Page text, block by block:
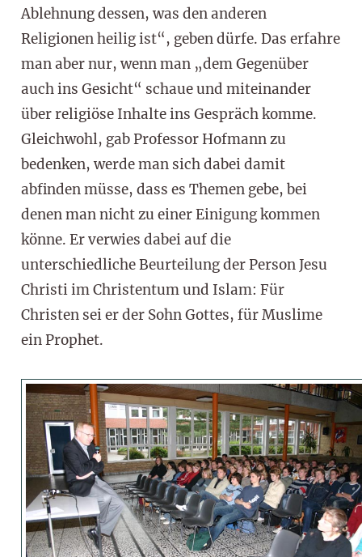
Ablehnung dessen, was den anderen
Religionen heilig ist“, geben dürfe. Das erfahre
man aber nur, wenn man „dem Gegenüber
auch ins Gesicht“ schaue und miteinander
über religiöse Inhalte ins Gespräch komme.
Gleichwohl, gab Professor Hofmann zu
bedenken, werde man sich dabei damit
abfinden müsse, dass es Themen gebe, bei
denen man nicht zu einer Einigung kommen
könne. Er verwies dabei auf die
unterschiedliche Beurteilung der Person Jesu
Christi im Christentum und Islam: Für
Christen sei er der Sohn Gottes, für Muslime
ein Prophet.